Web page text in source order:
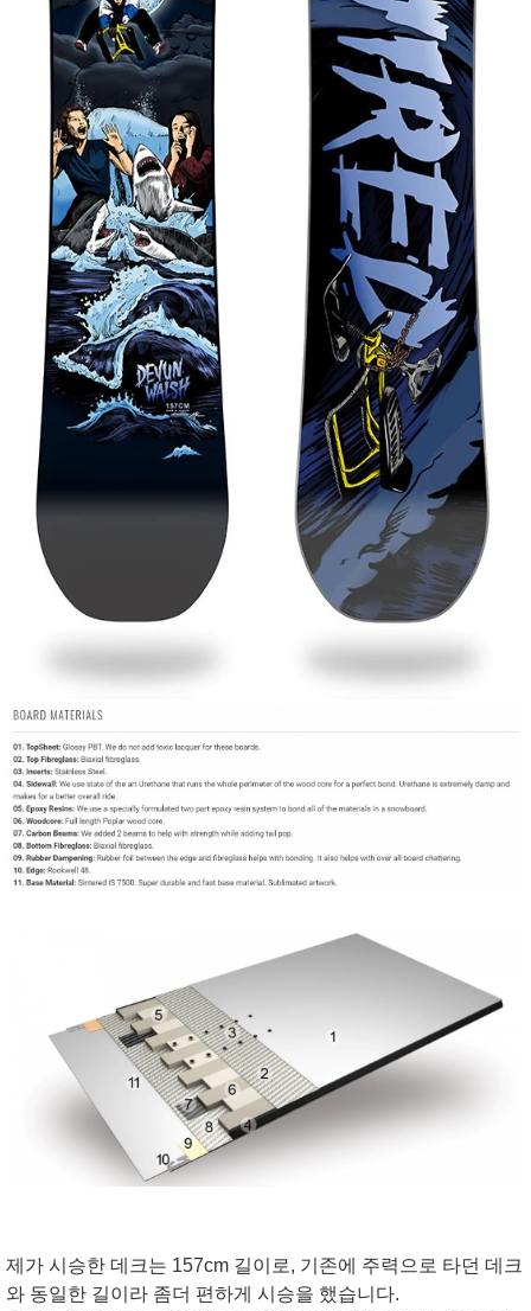
제가 시승한 데크는 157cm 길이로, 기존에 주력으로 타던 데크
와 동일한 길이라 좀더 편하게 시승을 했습니다.